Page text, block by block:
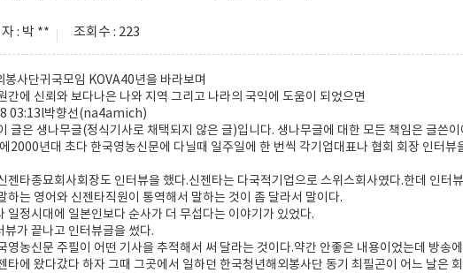
: 박 ** 조회수 : 223
봉사단귀국모임 KOVA40년을 바라보며
간에 신뢰와 보다나은 나와 지역 그리고 나라의 국익에 도움이 되었으면
03:13l박향선(na4amich)
글은 생나무글(정식기사로 채택되지 않은 글)입니다. 생나무글에 대한 모든 책임은 글쓴
2000년대 초다 한국영농신문에 다닐때 일주일에 한 번씩 각기업대표나 협회 회장 인터뷰
젠타종묘회사회장도 인터뷰을 했다.신젠타는 다국적기업으로 스위스회사였다.한데 인터
하는 영어와 신젠타직원이 통역해서 말하는 것이 좀 달라서 말이다.
일정시대에 일본인보다 순사가 더 무섭다는 이야기가 있었다.
뷰가 끝나고 인터뷰글을 썼다.
영농신문 주필이 어떤 기사을 추적해서 써 달라는 것이다.약간 안좋은 내용이었는데 방송
타에 왔다갔다 하자 그때 그곳에서 일하던 한국청년해외봉사단 동기 최필곤이 어느 날은